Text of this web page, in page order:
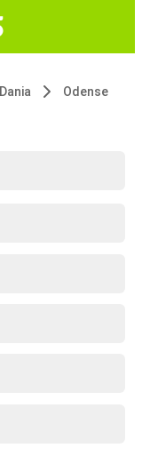
Dania Odense